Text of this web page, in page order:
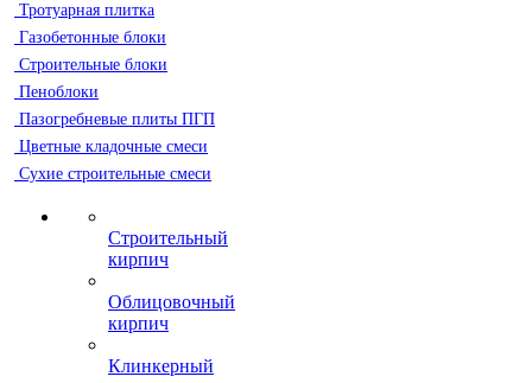
Тротуарная плитка
Газобетонные блоки
Строительные блоки
Пеноблоки
Пазогребневые плиты ПГП
Цветные кладочные смеси
Сухие строительные смеси
Строительный
кирпич
Облицовочный
кирпич
Клинкерный